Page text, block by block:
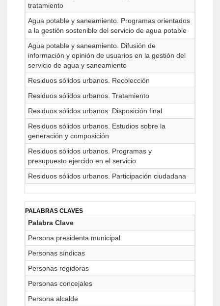
tratamiento
Agua potable y saneamiento. Programas orientados
a la gestión sostenible del servicio de agua potable
Agua potable y saneamiento. Difusión de
información y opinión de usuarios en la gestión del
servicio de agua y saneamiento
Residuos sólidos urbanos. Recolección
Residuos sólidos urbanos. Tratamiento
Residuos sólidos urbanos. Disposición final
Residuos sólidos urbanos. Estudios sobre la
generación y composición
Residuos sólidos urbanos. Programas y
presupuesto ejercido en el servicio
Residuos sólidos urbanos. Participación ciudadana
PALABRAS CLAVES
Palabra Clave
Persona presidenta municipal
Personas síndicas
Personas regidoras
Personas concejales
Persona alcalde